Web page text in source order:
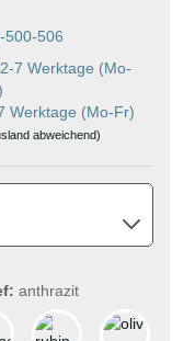
500-506
Werktage (Mo-Fr)
abweichend)
anthrazit